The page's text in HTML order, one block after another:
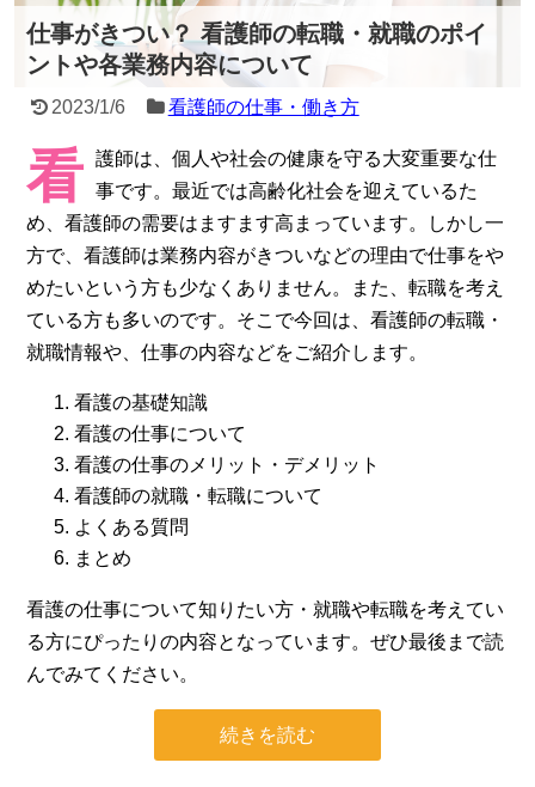
仕事がきつい？ 看護師の転職・就職のポイ
ントや各業務内容について
2023/1/6 看護師の仕事・働き方
看 護師は、個人や社会の健康を守る大変重要な仕
事です。最近では高齢化社会を迎えているた
め、看護師の需要はますます高まっています。しかし一
方で、看護師は業務内容がきついなどの理由で仕事をや
めたいという方も少なくありません。また、転職を考え
ている方も多いのです。そこで今回は、看護師の転職・
就職情報や、仕事の内容などをご紹介します。
看護の基礎知識
看護の仕事について
看護の仕事のメリット・デメリット
看護師の就職・転職について
よくある質問
まとめ
看護の仕事について知りたい方・就職や転職を考えてい
る方にぴったりの内容となっています。ぜひ最後まで読
んでみてください。
続きを読む